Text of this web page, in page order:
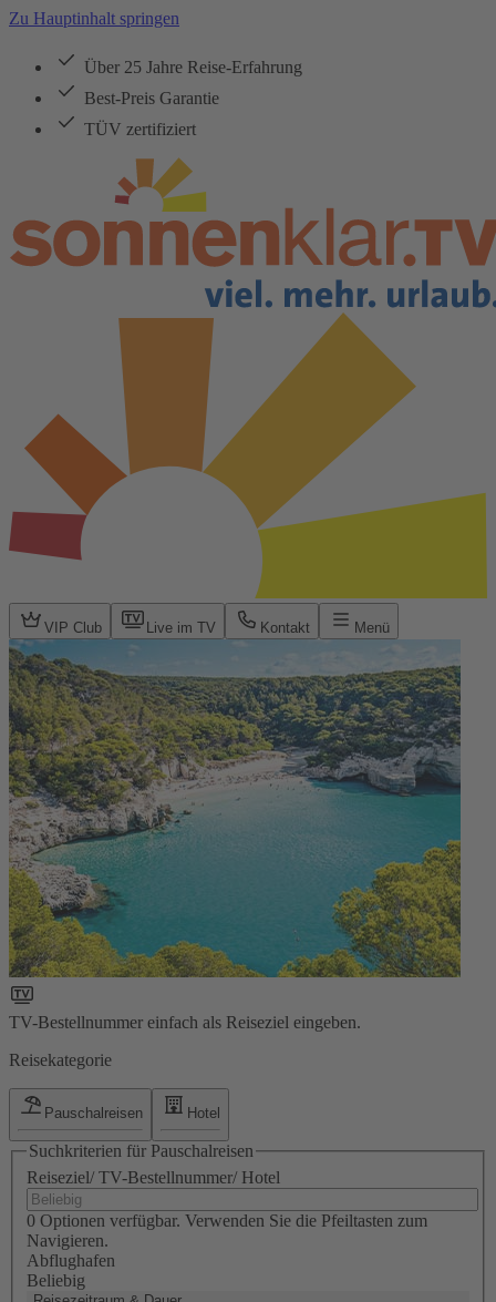
Zu Hauptinhalt springen
Über 25 Jahre Reise-Erfahrung
Best-Preis Garantie
TÜV zertifiziert
VIP Club Live im TV Kontakt Menü
TV-Bestellnummer einfach als Reiseziel eingeben.
Reisekategorie
Pauschalreisen Hotel
Suchkriterien für Pauschalreisen
Reiseziel/ TV-Bestellnummer/ Hotel
0 Optionen verfügbar. Verwenden Sie die Pfeiltasten zum
Navigieren.
Abflughafen
Beliebig